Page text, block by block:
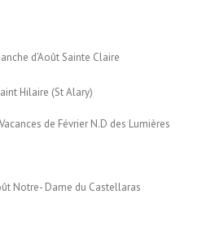
d’Août Sainte Claire
Hilaire (St Alary)
de Février N.D des Lumières
Dame du Castellaras